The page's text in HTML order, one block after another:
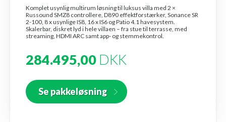
Komplet usynlig multirum løsning til luksus villa med 2 ×
Russound SMZ8 controllere, D890 effekt­forstærker, Sonance SR
2-100, 8 x usynlige IS8, 16 x IS6 og Patio 4.1 havesystem.
Skalerbar, diskret lyd i hele villaen – fra stue til terrasse, med
streaming, HDMI ARC samt app- og stemmekontrol.
284.495,00 DKK
Se pakkeløsning